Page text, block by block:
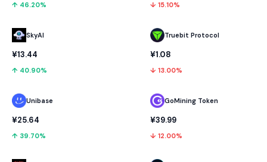
↑ 46.20%
SkyAI
¥13.44
↑ 40.90%
Unibase
¥25.64
↑ 39.70%
↓ 15.10%
Truebit Protocol
¥1.08
↓ 13.00%
GoMining Token
¥39.99
↓ 12.00%